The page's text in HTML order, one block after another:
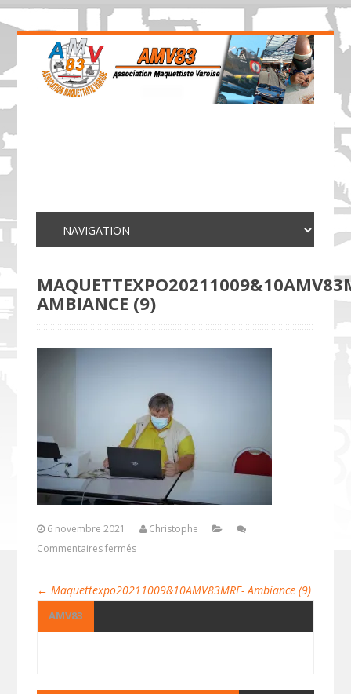
AMBIANCE (9)
6 novembre 2021
Christophe
Commentaires fermés
← Maquettexpo20211009&10AMV83MRE- Ambiance (9)
AMV83